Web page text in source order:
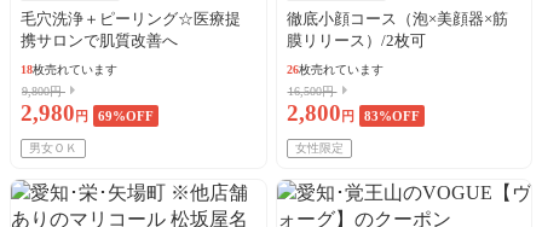
毛穴洗浄＋ピーリング☆医療提
携サロンで肌質改善へ
18枚売れています
9,800円
2,980 円 69%OFF
男女ＯＫ
徹底小顔コース（泡×美顔器×筋
膜リリース）/2枚可
26枚売れています
16,500円
2,800 円 83%OFF
女性限定